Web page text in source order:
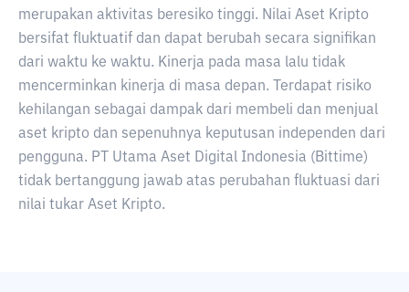
merupakan aktivitas beresiko tinggi. Nilai Aset Kripto
bersifat fluktuatif dan dapat berubah secara signifikan
dari waktu ke waktu. Kinerja pada masa lalu tidak
mencerminkan kinerja di masa depan. Terdapat risiko
kehilangan sebagai dampak dari membeli dan menjual
aset kripto dan sepenuhnya keputusan independen dari
pengguna. PT Utama Aset Digital Indonesia (Bittime)
tidak bertanggung jawab atas perubahan fluktuasi dari
nilai tukar Aset Kripto.